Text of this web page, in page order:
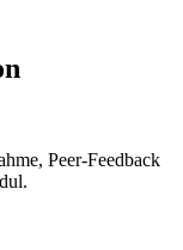
Peer-Feedback